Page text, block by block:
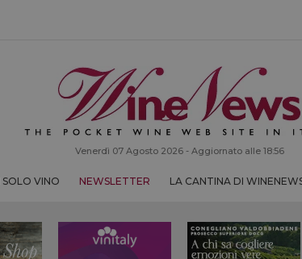
Venerdì 07 Agosto 2026 - Aggiornato alle 18:56
SOLO VINO NEWSLETTER LA CANTINA DI